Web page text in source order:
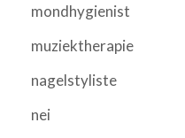
mondhygienist
muziektherapie
nagelstyliste
nei